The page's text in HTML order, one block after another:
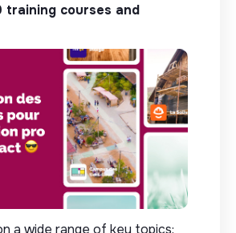
training courses and
a wide range of key topics: